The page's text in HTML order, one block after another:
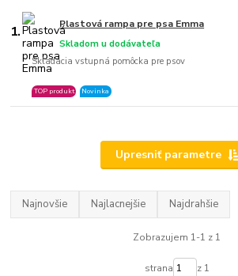
1. Plastová rampa pre psa Emma
Skladacia vstupná pomôcka pre psov
Skladom u dodávateľa
TOP produkt Novinka
Upresniť parametre
Najnovšie Najlacnejšie Najdrahšie
Zobrazujem 1-1 z 1
strana z 1